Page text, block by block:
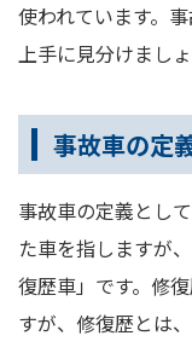
使われています。
上手に見分けましょ
事故車の定
事故車の定義とし
た車を指しますが
復歴車」です。修
すが、修復歴とは